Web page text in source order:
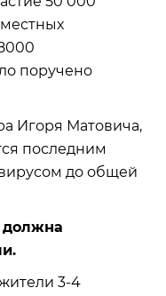
поручено
Игоря Матовича,
последним
до общей
должна
3-4